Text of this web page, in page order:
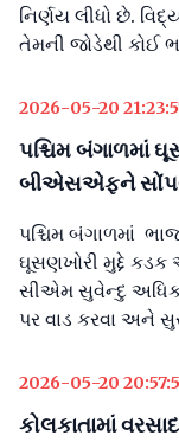
નિર્ણય લીધો છે.
તેમની જોડેથી કોઈ
2026-05-20
પશ્ચિમ બંગાળમાં
બીએસએફને
પશ્ચિમ બંગાળમાં
ઘૂસણખોરી મુદ્દે
સીએમ સુવેન્દુ
પર વાડ કરવા અને
2026-05-20
કોલકાતામાં